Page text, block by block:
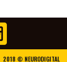
2018 © NEURODIGITAL